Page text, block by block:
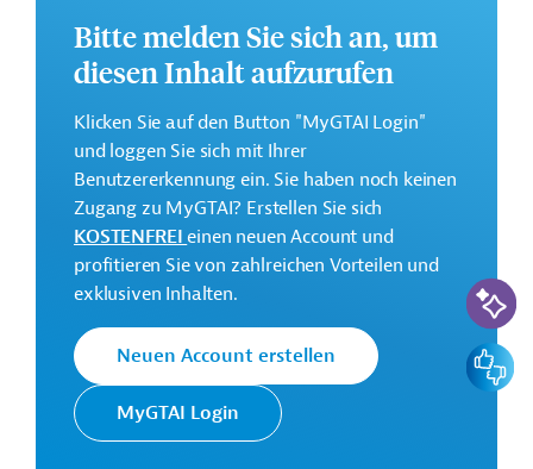
Hilfsangebote für Transgender-Personen.
Weitere Informationen zu dem Entwicklungsprojekt
finden Sie auf der
Webseite der ADB
.
GTAI informiert über dieADB: Schwerpunkte,
Regularien und praktische Hinweise zur
Geschäftsanbahnung.
Gesamtkosten:
2 Millionen US-Dollar
Kontaktadressen
Bitte melden Sie sich an, um
diesen Inhalt aufzurufen
Klicken Sie auf den Button "MyGTAI Login"
und loggen Sie sich mit Ihrer
Benutzererkennung ein. Sie haben noch keinen
Zugang zu MyGTAI? Erstellen Sie sich
KOSTENFREIeinen neuen Account und
profitieren Sie von zahlreichen Vorteilen und
exklusiven Inhalten.
Neuen Account erstellen
MyGTAI Login
KI-